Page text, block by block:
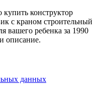
конструктор
с краном строительный
вашего ребенка за 1990
описание.
данных